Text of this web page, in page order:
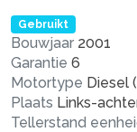
Gebruikt
Bouwjaar 2001
Garantie 6
Motortype Diesel
Plaats Links-
Tellerstand